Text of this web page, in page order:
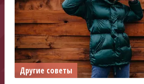
Другие советы